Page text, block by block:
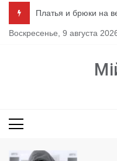
содержимому
Платья и брюки на
Воскресенье, 9 августа